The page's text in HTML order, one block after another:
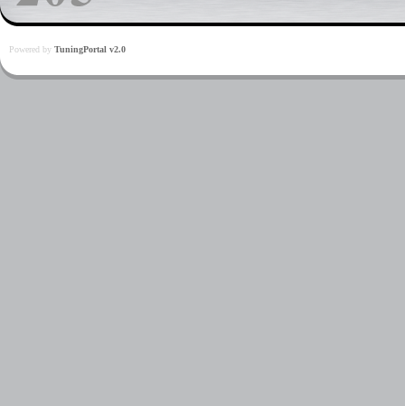
Powered by TuningPortal v2.0